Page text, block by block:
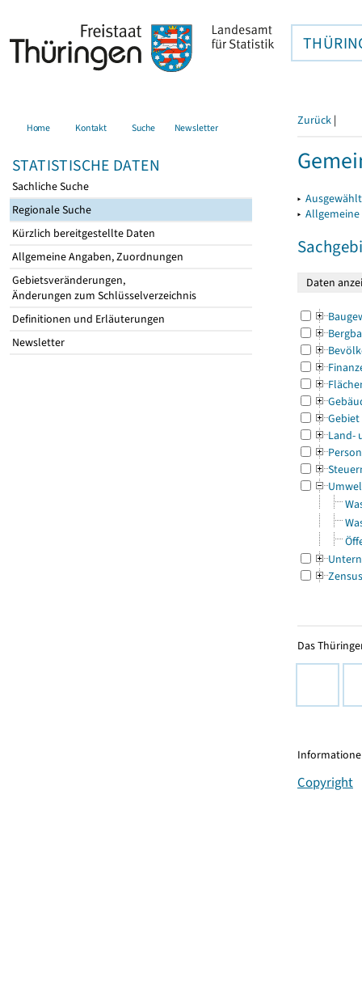
Home Kontakt Suche Newsletter
STATISTISCHE DATEN
Sachliche Suche
Regionale Suche
Kürzlich bereitgestellte Daten
Allgemeine Angaben, Zuordnungen
Gebietsveränderungen,
Änderungen zum Schlüsselverzeichnis
Definitionen und Erläuterungen
Newsletter
Zurück |
▸
▸
Gebiet
Land-
Zensus
Das
Copyright